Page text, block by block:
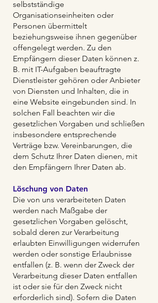
selbstständige
Organisationseinheiten oder
Personen übermittelt
beziehungsweise ihnen gegenüber
offengelegt werden. Zu den
Empfängern dieser Daten können z.
B. mit IT-Aufgaben beauftragte
Dienstleister gehören oder Anbieter
von Diensten und Inhalten, die in
eine Website eingebunden sind. In
solchen Fall beachten wir die
gesetzlichen Vorgaben und schließen
insbesondere entsprechende
Verträge bzw. Vereinbarungen, die
dem Schutz Ihrer Daten dienen, mit
den Empfängern Ihrer Daten ab.
Löschung von Daten
Die von uns verarbeiteten Daten
werden nach Maßgabe der
gesetzlichen Vorgaben gelöscht,
sobald deren zur Verarbeitung
erlaubten Einwilligungen widerrufen
werden oder sonstige Erlaubnisse
entfallen (z. B. wenn der Zweck der
Verarbeitung dieser Daten entfallen
ist oder sie für den Zweck nicht
erforderlich sind). Sofern die Daten